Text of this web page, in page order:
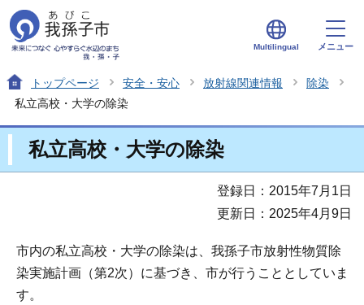
Multilingual メニュー
トップページ 安全・安心 放射線関連情報
除染
私立高校・大学の除染
私立高校・大学の除染
登録日：2015年7月1日
更新日：2025年4月9日
市内の私立高校・大学の除染は、我孫子市放射性物質除
染実施計画（第2次）に基づき、市が行うこととしていま
す。